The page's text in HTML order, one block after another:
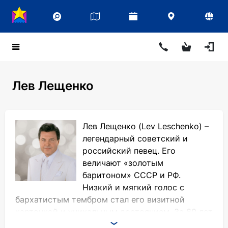
Лев Лещенко
Лев Лещенко (Lev Leschenko) –
легендарный советский и
российский певец. Его
величают «золотым
баритоном» СССР и РФ.
Низкий и мягкий голос с
бархатистым тембром стал его визитной
своей творческой деятельности он удостоился